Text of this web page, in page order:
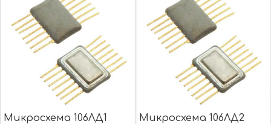
Микросхема 106ЛД1
Микросхема 106ЛД2